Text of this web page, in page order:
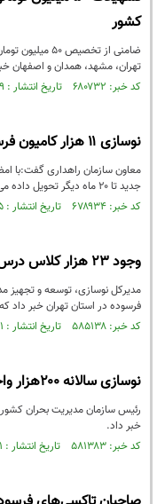
کشور
ضامنی از
تهران، مشهد، همدان و اصفهان
کد خبر: ۶۸۰۷۳۲ تاریخ انتشار : ۱۳۹۹/۰۶/۰۹
نوسازی ۱۱ هزار کامیون فرسوده طی ۲۰ ماه آینده
جدید تا ۲۰ ماه دیگر تحویل داده می‌شود.
کد خبر: ۶۷۸۹۳۴ تاریخ انتشار : ۱۳۹۹/۰۵/۲۵
وجود ۲۳ هزار کلاس درس فرسوده در تهران
فرسوده در استان تهران خبر داد
کد خبر: ۵۸۵۱۳۸ تاریخ انتشار : ۱۳۹۷/۱۰/۱۱
نوسازی سالانه ۲۰۰هزار واحد فرسوده روستایی در کشور
رئیس سازمان مدیریت بحران
خبر داد.
کد خبر: ۵۸۱۳۸۳ تاریخ انتشار : ۱۳۹۷/۰۹/۲۱